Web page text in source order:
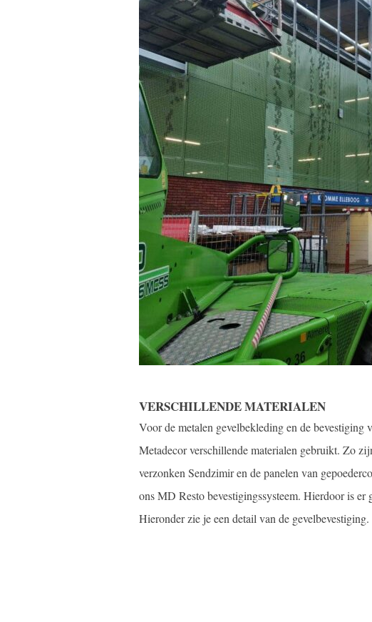
VERSCHILLENDE MATERIALEN
Voor de metalen gevelbekleding en de
Metadecor verschillende materialen gebruikt. Zo
verzonken Sendzimir en de panelen van
ons MD Resto bevestigingssysteem. Hierdoor is
Hieronder zie je een detail van de gevelbevestiging.